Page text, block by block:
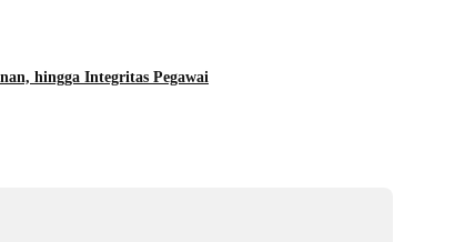
hingga Integritas Pegawai